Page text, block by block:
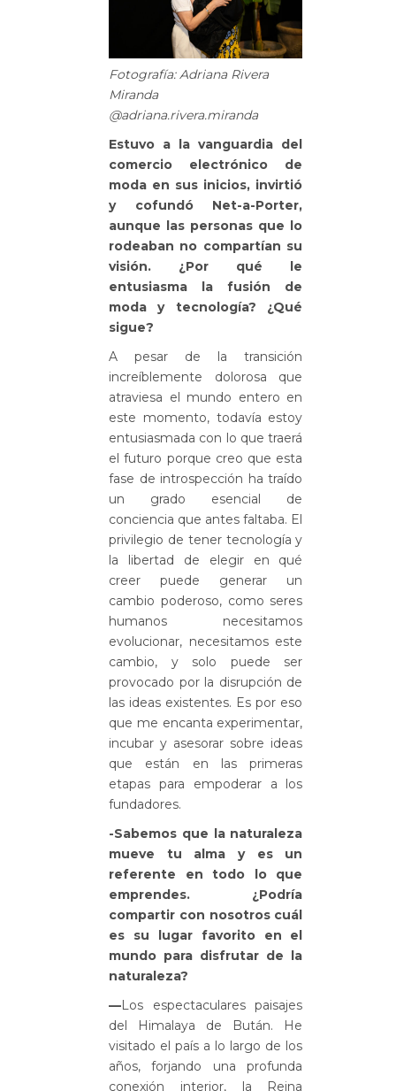
Fotografía: Adriana Rivera
Miranda
@adriana.rivera.miranda
Estuvo a la vanguardia del
comercio electrónico de
moda en sus inicios, invirtió
y cofundó Net-a-Porter,
aunque las personas que lo
rodeaban no compartían su
visión. ¿Por qué le
entusiasma la fusión de
moda y tecnología? ¿Qué
sigue?
A pesar de la transición
increíblemente dolorosa que
atraviesa el mundo entero en
este momento, todavía estoy
entusiasmada con lo que traerá
el futuro porque creo que esta
fase de introspección ha traído
un grado esencial de
conciencia que antes faltaba. El
privilegio de tener tecnología y
la libertad de elegir en qué
creer puede generar un
cambio poderoso, como seres
humanos necesitamos
evolucionar, necesitamos este
cambio, y solo puede ser
provocado por la disrupción de
las ideas existentes. Es por eso
que me encanta experimentar,
incubar y asesorar sobre ideas
que están en las primeras
etapas para empoderar a los
fundadores.
-Sabemos que la naturaleza
mueve tu alma y es un
referente en todo lo que
emprendes. ¿Podría
compartir con nosotros cuál
es su lugar favorito en el
mundo para disfrutar de la
naturaleza?
—Los espectaculares paisajes
del Himalaya de Bután. He
visitado el país a lo largo de los
años, forjando una profunda
conexión interior, la Reina